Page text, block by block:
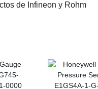
de Infineon y Rohm